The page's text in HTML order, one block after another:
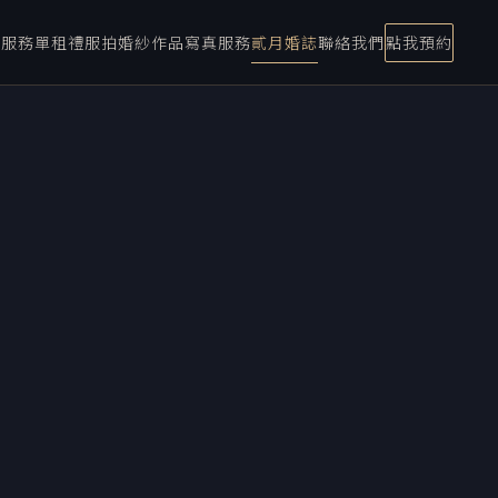
務單租禮服拍婚紗作品寫真服務貳月婚誌聯絡我們 點我預約